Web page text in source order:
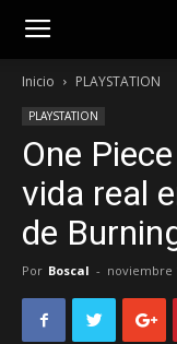
Inicio PLAYSTATION
PLAYSTATION
One
vida real
de
Por Boscal - noviembre